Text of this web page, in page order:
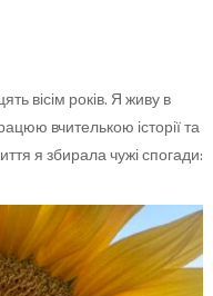
вісім років. Я живу в
вчителькою історії та
я збирала чужі спогади:
Я була переконана,
одна знахідка під […]